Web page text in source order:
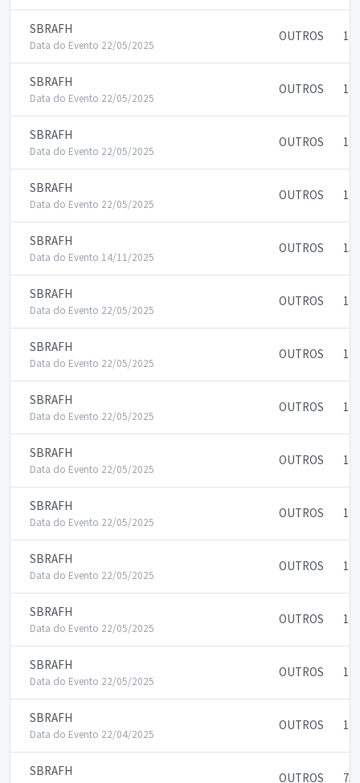
SBRAFH
Data do Evento 22/05/2025
OUTROS
SBRAFH
Data do Evento 22/05/2025
OUTROS
SBRAFH
Data do Evento 22/05/2025
OUTROS
SBRAFH
Data do Evento 22/05/2025
OUTROS
SBRAFH
Data do Evento 14/11/2025
OUTROS
SBRAFH
Data do Evento 22/05/2025
OUTROS
SBRAFH
Data do Evento 22/05/2025
OUTROS
SBRAFH
Data do Evento 22/05/2025
OUTROS
SBRAFH
Data do Evento 22/05/2025
OUTROS
SBRAFH
Data do Evento 22/05/2025
OUTROS
SBRAFH
Data do Evento 22/05/2025
OUTROS
SBRAFH
Data do Evento 22/05/2025
OUTROS
SBRAFH
Data do Evento 22/05/2025
OUTROS
SBRAFH
Data do Evento 22/04/2025
OUTROS
SBRAFH OUTROS